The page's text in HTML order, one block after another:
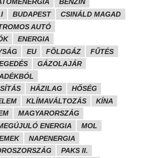
BENZIN
BUDAPEST
CSINÁLD MAGAD
AUTÓ
ENERGIA
EU FÖLDGÁZ
FŰTÉS
GÁZOLAJÁR
HÁZILAG
HŐSÉG
KLÍMAVÁLTOZÁS
KÍNA
MAGYARORSZÁG
ENERGIA
MOL
NAPENERGIA
PAKS II.